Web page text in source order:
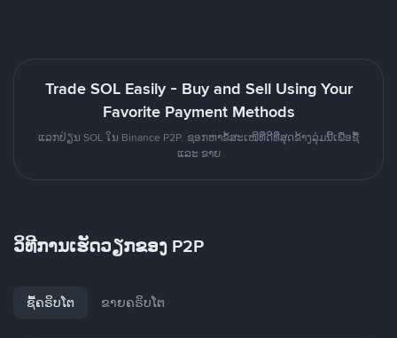
Trade SOL Easily - Buy and Sell Using Your
Favorite Payment Methods
ແລກປ່ຽນ SOL ໃນ Binance P2P. ຊອກຫາຂໍ້ສະເໜີທີ່ດີທີ່ສຸດຂ້າງລຸ່ມນີ້ເພື່ອຊື້
ແລະ ຂາຍ
ວິທີການເຮັດວຽກຂອງ P2P
ຊື້ຄຣິບໂຕ ຂາຍຄຣິບໂຕ